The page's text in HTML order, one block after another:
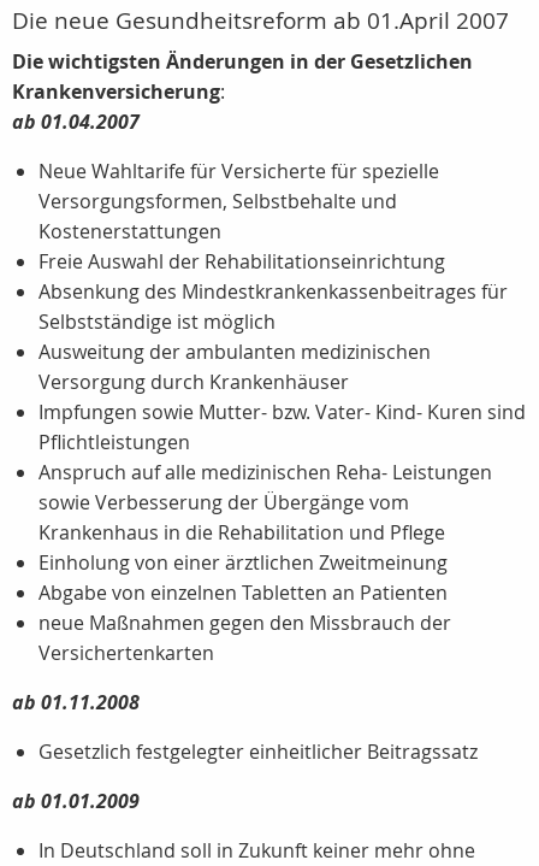
Die neue Gesundheitsreform ab 01.April 2007
Die wichtigsten Änderungen in der Gesetzlichen
Krankenversicherung:
ab 01.04.2007
Neue Wahltarife für Versicherte für spezielle
Versorgungsformen, Selbstbehalte und
Kostenerstattungen
Freie Auswahl der Rehabilitationseinrichtung
Absenkung des Mindestkrankenkassenbeitrages für
Selbstständige ist möglich
Ausweitung der ambulanten medizinischen
Versorgung durch Krankenhäuser
Impfungen sowie Mutter- bzw. Vater- Kind- Kuren sind
Pflichtleistungen
Anspruch auf alle medizinischen Reha- Leistungen
sowie Verbesserung der Übergänge vom
Krankenhaus in die Rehabilitation und Pflege
Einholung von einer ärztlichen Zweitmeinung
Abgabe von einzelnen Tabletten an Patienten
neue Maßnahmen gegen den Missbrauch der
Versichertenkarten
ab 01.11.2008
Gesetzlich festgelegter einheitlicher Beitragssatz
ab 01.01.2009
In Deutschland soll in Zukunft keiner mehr ohne